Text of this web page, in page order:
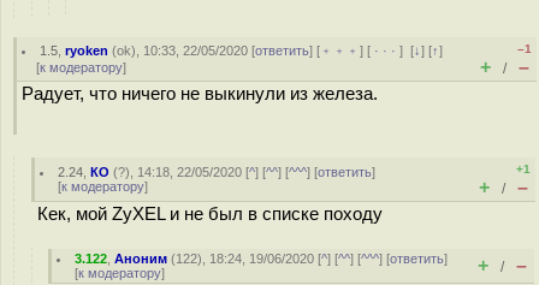
1.5 ,ryoken (ok), 10:33, 22/05/2020 [ответить] [ ﹢﹢﹢] [ · · ·][↓] [↑]
[к модератору]
–1
+ / –
Радует, что ничего не выкинули из железа.
2.24 ,КО (?), 14:18, 22/05/2020 [^] [^^] [^^^] [ответить]
[к модератору]
+1
+ / –
Кек, мой ZyXEL и не был в списке походу
3.122 ,Аноним (122), 18:24, 19/06/2020 [^] [^^] [^^^] [ответить]
[к модератору] + / –